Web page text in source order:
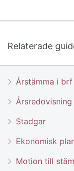
Relaterade
Årstämma i brf
Stadgar
Ekonomisk
Motion till